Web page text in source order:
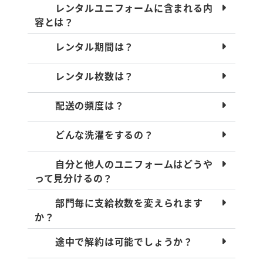
レンタルユニフォームに含まれる内
容とは？
レンタル期間は？
レンタル枚数は？
配送の頻度は？
どんな洗濯をするの？
自分と他人のユニフォームはどうや
って見分けるの？
部門毎に支給枚数を変えられます
か？
途中で解約は可能でしょうか？